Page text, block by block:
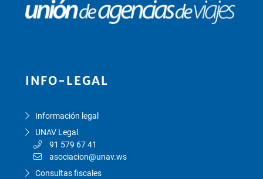
INFO-LEGAL
Información legal
UNAV Legal
91 579 67 41
asociacion@unav.ws
Consultas fiscales